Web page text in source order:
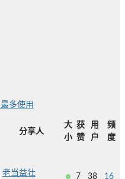
最多使用
分享人
大
小
获
赞
用
户
频
度
老当益壮 7 38 16